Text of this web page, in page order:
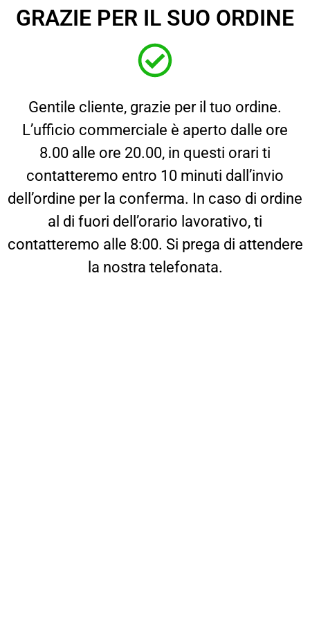
GRAZIE PER IL SUO ORDINE
Gentile cliente, grazie per il tuo ordine.
L’ufficio commerciale è aperto dalle ore
8.00 alle ore 20.00, in questi orari ti
contatteremo entro 10 minuti dall’invio
dell’ordine per la conferma. In caso di ordine
al di fuori dell’orario lavorativo, ti
contatteremo alle 8:00. Si prega di attendere
la nostra telefonata.